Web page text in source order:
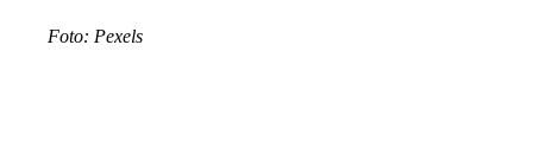
Foto: Pexels